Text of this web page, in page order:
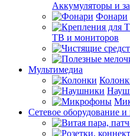
Аккумуляторы и
Фонари
ТВ и мониторов
Мультимедиа
Сетевое оборудование